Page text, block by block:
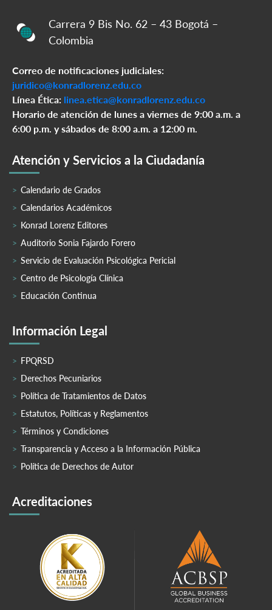
Carrera 9 Bis No. 62 – 43 Bogotá –
Colombia
Correo de notificaciones judiciales:
juridico@konradlorenz.edu.co
Línea Ética: linea.etica@konradlorenz.edu.co
Horario de atención de lunes a viernes de 9:00 a.m. a
6:00 p.m. y sábados de 8:00 a.m. a 12:00 m.
Atención y Servicios a la Ciudadanía
Calendario de Grados
Calendarios Académicos
Konrad Lorenz Editores
Auditorio Sonia Fajardo Forero
Servicio de Evaluación Psicológica Pericial
Centro de Psicología Clínica
Educación Continua
Información Legal
FPQRSD
Derechos Pecuniarios
Política de Tratamientos de Datos
Estatutos, Políticas y Reglamentos
Términos y Condiciones
Transparencia y Acceso a la Información Pública
Política de Derechos de Autor
Acreditaciones